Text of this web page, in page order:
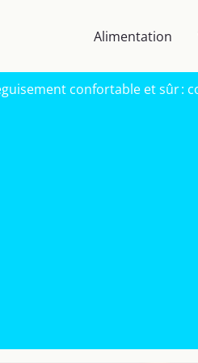
Alimentation
confortable et sûr :